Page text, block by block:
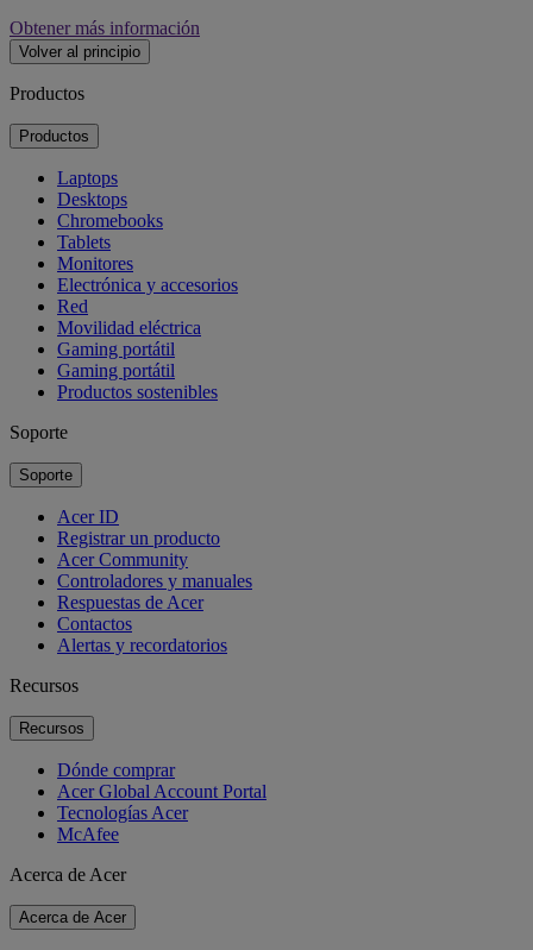
Obtener más información
Volver al principio
Productos
Productos
Laptops
Desktops
Chromebooks
Tablets
Monitores
Electrónica y accesorios
Red
Movilidad eléctrica
Gaming portátil
Gaming portátil
Productos sostenibles
Soporte
Soporte
Acer ID
Registrar un producto
Acer Community
Controladores y manuales
Respuestas de Acer
Contactos
Alertas y recordatorios
Recursos
Recursos
Dónde comprar
Acer Global Account Portal
Tecnologías Acer
McAfee
Acerca de Acer
Acerca de Acer